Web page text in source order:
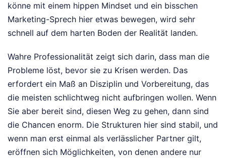
könne mit einem hippen Mindset und ein bisschen
Marketing-Sprech hier etwas bewegen, wird sehr
schnell auf dem harten Boden der Realität landen.
Wahre Professionalität zeigt sich darin, dass man die
Probleme löst, bevor sie zu Krisen werden. Das
erfordert ein Maß an Disziplin und Vorbereitung, das
die meisten schlichtweg nicht aufbringen wollen. Wenn
Sie aber bereit sind, diesen Weg zu gehen, dann sind
die Chancen enorm. Die Strukturen hier sind stabil, und
wenn man erst einmal als verlässlicher Partner gilt,
eröffnen sich Möglichkeiten, von denen andere nur